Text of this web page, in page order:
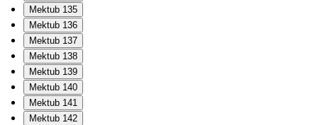
Mektub 135
Mektub 136
Mektub 137
Mektub 138
Mektub 139
Mektub 140
Mektub 141
Mektub 142